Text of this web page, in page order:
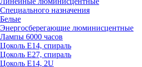
Специального назначения
Белые
Энергосберегающие люминисцентные
Лампы 6000 часов
Цоколь Е14, спираль
Цоколь Е27, спираль
Цоколь Е14, 2U